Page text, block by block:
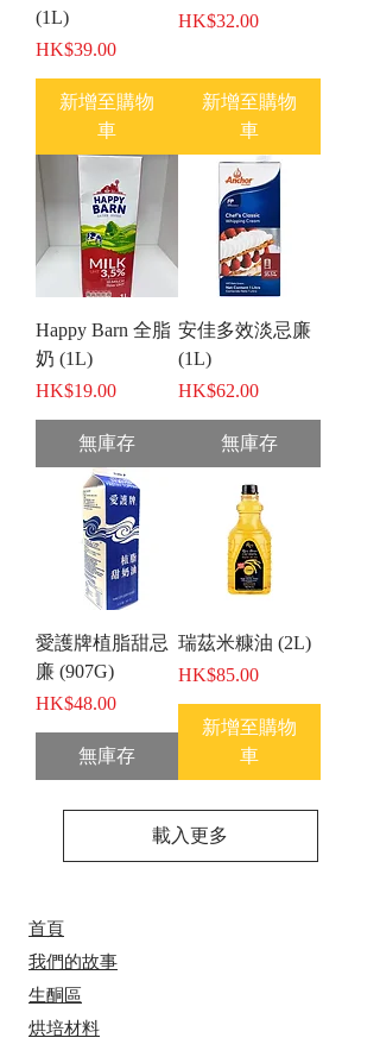
(1L)
價格
HK$39.00
新增至購物
車
價格
HK$32.00
新增至購物
車
Happy Barn 全脂
奶 (1L)
價格
HK$19.00
無庫存
安佳多效淡忌廉
(1L)
價格
HK$62.00
無庫存
愛護牌植脂甜忌
廉 (907G)
價格
HK$48.00
無庫存
瑞茲米糠油 (2L)
價格
HK$85.00
新增至購物
車
載入更多
首頁
我們的故事
​​生酮區
烘培材料